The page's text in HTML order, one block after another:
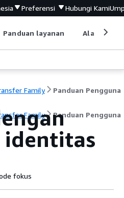
Preferensi Hubungi Kami
Panduan layanan Alat
Family Panduan Pengguna
Family Panduan Pengguna
identitas
fokus